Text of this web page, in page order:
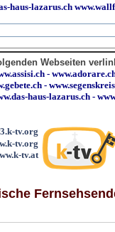
haus-lazarus.ch
Webseiten
-
-
haus-lazarus.ch -
tv.org
tv.org
tv.at